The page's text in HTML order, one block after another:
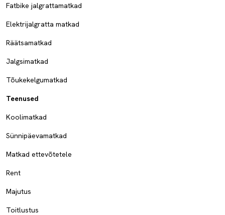
Fatbike jalgrattamatkad
Elektrijalgratta matkad
Räätsamatkad
Jalgsimatkad
Tõukekelgumatkad
Teenused
Koolimatkad
Sünnipäevamatkad
Matkad ettevõtetele
Rent
Majutus
Toitlustus